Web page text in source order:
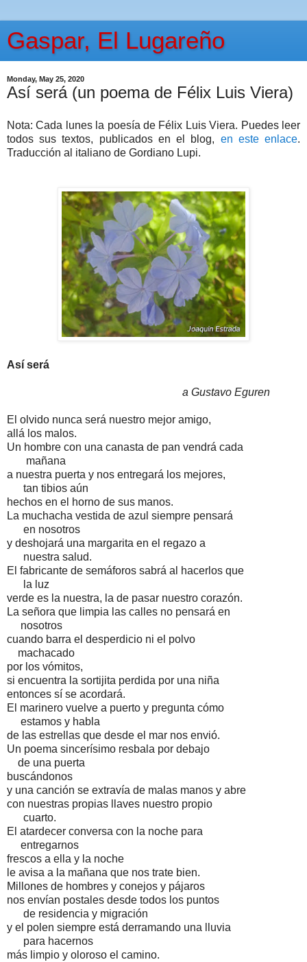
Gaspar, El Lugareño
Monday, May 25, 2020
Así será (un poema de Félix Luis Viera)
Nota: Cada lunes la poesía de Félix Luis Viera. Puedes leer
todos sus textos, publicados en el blog, en este enlace.
Traducción al italiano de Gordiano Lupi.
Así será
a Gustavo Eguren
El olvido nunca será nuestro mejor amigo,
allá los malos.
Un hombre con una canasta de pan vendrá cada
mañana
a nuestra puerta y nos entregará los mejores,
tan tibios aún
hechos en el horno de sus manos.
La muchacha vestida de azul siempre pensará
en nosotros
y deshojará una margarita en el regazo a
nuestra salud.
El fabricante de semáforos sabrá al hacerlos que
la luz
verde es la nuestra, la de pasar nuestro corazón.
La señora que limpia las calles no pensará en
nosotros
cuando barra el desperdicio ni el polvo
machacado
por los vómitos,
si encuentra la sortijita perdida por una niña
entonces sí se acordará.
El marinero vuelve a puerto y pregunta cómo
estamos y habla
de las estrellas que desde el mar nos envió.
Un poema sincerísimo resbala por debajo
de una puerta
buscándonos
y una canción se extravía de malas manos y abre
con nuestras propias llaves nuestro propio
cuarto.
El atardecer conversa con la noche para
entregarnos
frescos a ella y la noche
le avisa a la mañana que nos trate bien.
Millones de hombres y conejos y pájaros
nos envían postales desde todos los puntos
de residencia y migración
y el polen siempre está derramando una lluvia
para hacernos
más limpio y oloroso el camino.